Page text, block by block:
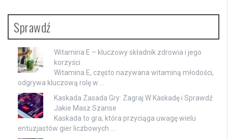
Sprawdź
Witamina E – kluczowy składnik zdrowia i jego
korzyści
Witamina E, często nazywana witaminą młodości,
odgrywa kluczową rolę w …
Kaskada Zasada Gry: Zagraj W Kaskadę i Sprawdź
Jakie Masz Szanse
Kaskada to gra, która przyciąga uwagę wielu
entuzjastów gier liczbowych …